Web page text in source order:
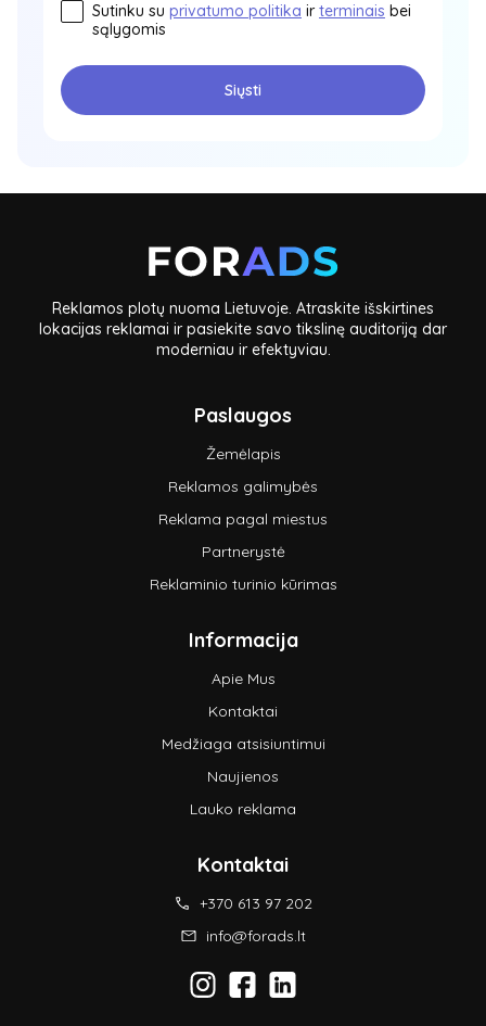
Sutinku su privatumo politika irterminais bei
sąlygomis
Siųsti
Reklamos plotų nuoma Lietuvoje. Atraskite išskirtines
lokacijas reklamai ir pasiekite savo tikslinę auditoriją dar
moderniau ir efektyviau.
Paslaugos
Žemėlapis
Reklamos galimybės
Reklama pagal miestus
Partnerystė
Reklaminio turinio kūrimas
Informacija
Apie Mus
Kontaktai
Medžiaga atsisiuntimui
Naujienos
Lauko reklama
Kontaktai
+370 613 97 202
info@forads.lt